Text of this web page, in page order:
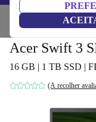
Início
Acer Swift 3
16 GB | 1 TB SSD |
(A recolher